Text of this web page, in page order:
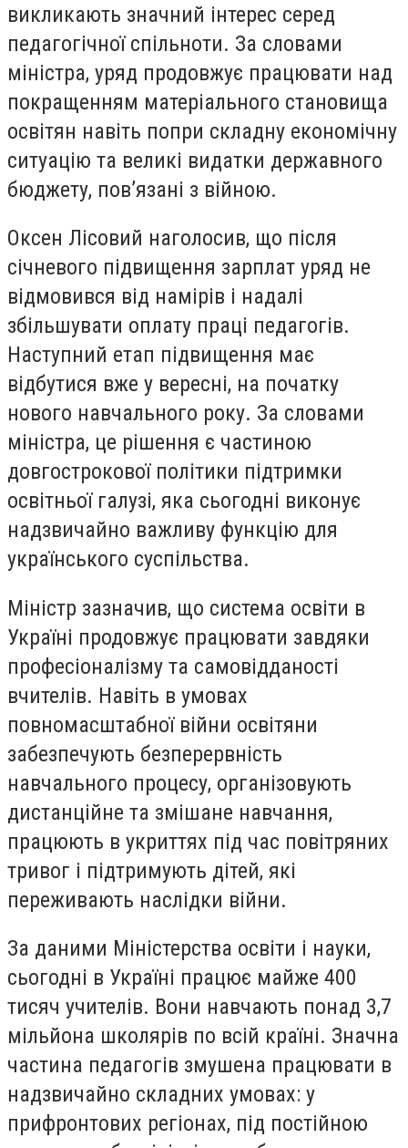
викликають значний інтерес серед
педагогічної спільноти. За словами
міністра, уряд продовжує працювати над
покращенням матеріального становища
освітян навіть попри складну економічну
ситуацію та великі видатки державного
бюджету, пов’язані з війною.
Оксен Лісовий наголосив, що після
січневого підвищення зарплат уряд не
відмовився від намірів і надалі
збільшувати оплату праці педагогів.
Наступний етап підвищення має
відбутися вже у вересні, на початку
нового навчального року. За словами
міністра, це рішення є частиною
довгострокової політики підтримки
освітньої галузі, яка сьогодні виконує
надзвичайно важливу функцію для
українського суспільства.
Міністр зазначив, що система освіти в
Україні продовжує працювати завдяки
професіоналізму та самовідданості
вчителів. Навіть в умовах
повномасштабної війни освітяни
забезпечують безперервність
навчального процесу, організовують
дистанційне та змішане навчання,
працюють в укриттях під час повітряних
тривог і підтримують дітей, які
переживають наслідки війни.
За даними Міністерства освіти і науки,
сьогодні в Україні працює майже 400
тисяч учителів. Вони навчають понад 3,7
мільйона школярів по всій країні. Значна
частина педагогів змушена працювати в
надзвичайно складних умовах: у
прифронтових регіонах, під постійною